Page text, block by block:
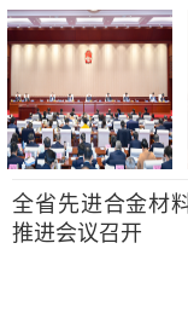
全省先进合金材
推进会议召开